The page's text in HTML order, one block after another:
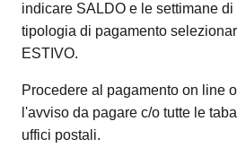
indicare SALDO e le settimane
tipologia di pagamento
ESTIVO.
Procedere al pagamento on line
l'avviso da pagare c/o tutte le
uffici postali.